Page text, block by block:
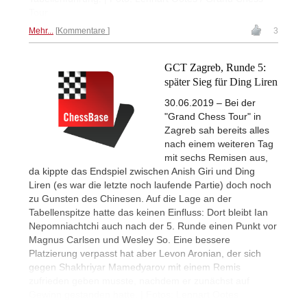
Mehr... Kommentare 3
GCT Zagreb, Runde 5:
später Sieg für Ding Liren
30.06.2019 – Bei der
"Grand Chess Tour" in
Zagreb sah bereits alles
nach einem weiteren Tag
mit sechs Remisen aus,
da kippte das Endspiel zwischen Anish Giri und Ding
Liren (es war die letzte noch laufende Partie) doch noch
zu Gunsten des Chinesen. Auf die Lage an der
Tabellenspitze hatte das keinen Einfluss: Dort bleibt Ian
Nepomniachtchi auch nach der 5. Runde einen Punkt vor
Magnus Carlsen und Wesley So. Eine bessere
Platzierung verpasst hat aber Levon Aronian, der sich
gegen Shakhriyar Mamedyarov mit einem Remis